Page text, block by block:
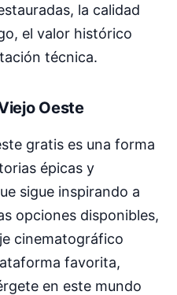
la calidad
el valor histórico
técnica.
Oeste
gratis es una forma
épicas y
sigue inspirando a
opciones disponibles,
cinematográfico
favorita,
en este mundo